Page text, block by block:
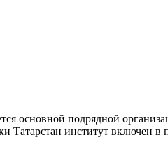
основной подрядной
Татарстан институт включен